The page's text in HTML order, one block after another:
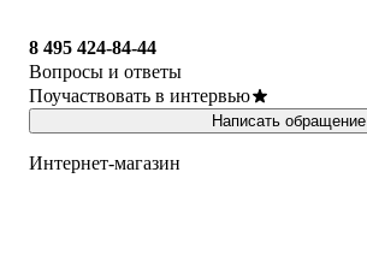
8 495 424-84-44
Вопросы и ответы
Поучаствовать в интервью
Написать обращение
Интернет-магазин